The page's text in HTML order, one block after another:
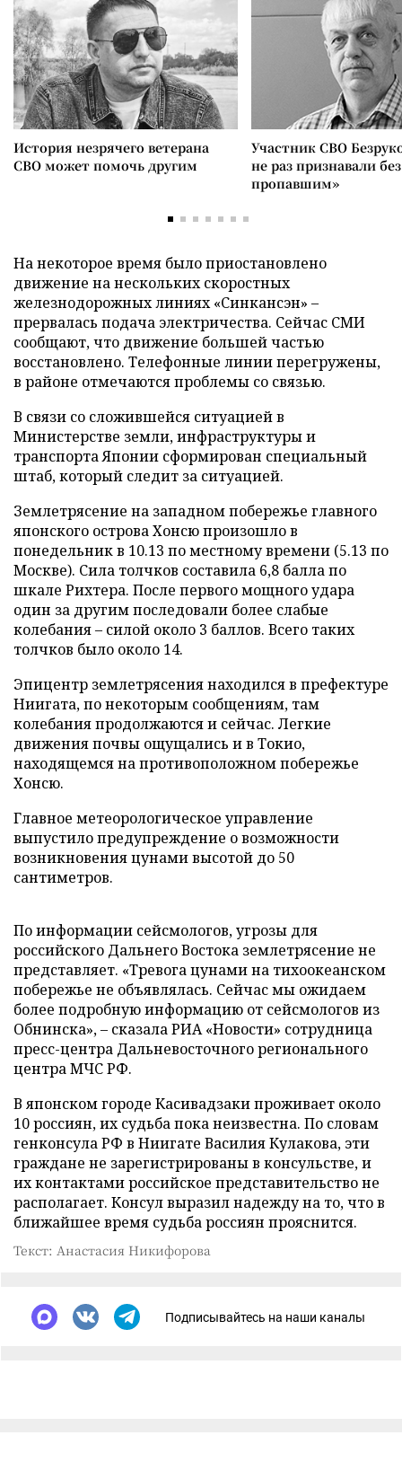
История незрячего ветерана
СВО может помочь другим
Участник СВО
не раз признавали
пропавшим»
На некоторое время было приостановлено
движение на нескольких скоростных
железнодорожных линиях «Синкансэн» –
прервалась подача электричества. Сейчас СМИ
сообщают, что движение большей частью
восстановлено. Телефонные линии перегружены,
в районе отмечаются проблемы со связью.
В связи со сложившейся ситуацией в
Министерстве земли, инфраструктуры и
транспорта Японии сформирован специальный
штаб, который следит за ситуацией.
Землетрясение на западном побережье главного
японского острова Хонсю произошло в
понедельник в 10.13 по местному времени (5.13 по
Москве). Сила толчков составила 6,8 балла по
шкале Рихтера. После первого мощного удара
один за другим последовали более слабые
колебания – силой около 3 баллов. Всего таких
толчков было около 14.
Эпицентр землетрясения находился в префектуре
Ниигата, по некоторым сообщениям, там
колебания продолжаются и сейчас. Легкие
движения почвы ощущались и в Токио,
находящемся на противоположном побережье
Хонсю.
Главное метеорологическое управление
выпустило предупреждение о возможности
возникновения цунами высотой до 50
сантиметров.
По информации сейсмологов, угрозы для
российского Дальнего Востока землетрясение не
представляет. «Тревога цунами на тихоокеанском
побережье не объявлялась. Сейчас мы ожидаем
более подробную информацию от сейсмологов из
Обнинска», – сказала РИА «Новости» сотрудница
пресс-центра Дальневосточного регионального
центра МЧС РФ.
В японском городе Касивадзаки проживает около
10 россиян, их судьба пока неизвестна. По словам
генконсула РФ в Ниигате Василия Кулакова, эти
граждане не зарегистрированы в консульстве, и
их контактами российское представительство не
располагает. Консул выразил надежду на то, что в
ближайшее время судьба россиян прояснится.
Текст: Анастасия Никифорова
Подписывайтесь на наши каналы